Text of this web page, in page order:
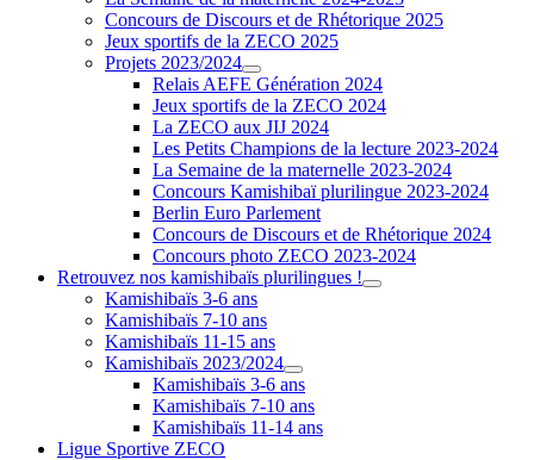
Concours de Discours et de Rhétorique 2025
Jeux sportifs de la ZECO 2025
Projets 2023/2024
Relais AEFE Génération 2024
Jeux sportifs de la ZECO 2024
La ZECO aux JIJ 2024
Les Petits Champions de la lecture 2023-2024
La Semaine de la maternelle 2023-2024
Concours Kamishibaï plurilingue 2023-2024
Berlin Euro Parlement
Concours de Discours et de Rhétorique 2024
Concours photo ZECO 2023-2024
Retrouvez nos kamishibaïs plurilingues !
Kamishibaïs 3-6 ans
Kamishibaïs 7-10 ans
Kamishibaïs 11-15 ans
Kamishibaïs 2023/2024
Kamishibaïs 3-6 ans
Kamishibaïs 7-10 ans
Kamishibaïs 11-14 ans
Ligue Sportive ZECO